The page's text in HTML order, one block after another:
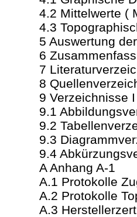
4.2 Mittelwerte (
4.3
5 Auswertung
6
7
8
9 Verzeichnisse I
9.1
9.2
9.3
9.4
A Anhang A-1
A.1 Protokolle
A.2 Protokolle
A.3